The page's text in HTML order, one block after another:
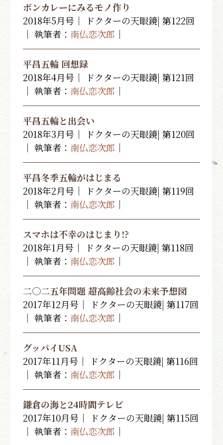
ボンカレーにみるモノ作り
2018年5月号｜ ドクターの天眼鏡| 第122回
｜ 執筆者： 南仏恋次郎 ｜
平昌五輪 回想録
2018年4月号｜ ドクターの天眼鏡| 第121回
｜ 執筆者： 南仏恋次郎 ｜
平昌五輪と出会い
2018年3月号｜ ドクターの天眼鏡| 第120回
｜ 執筆者： 南仏恋次郎 ｜
平昌冬季五輪がはじまる
2018年2月号｜ ドクターの天眼鏡| 第119回
｜ 執筆者： 南仏恋次郎 ｜
スマホは不幸のはじまり!?
2018年1月号｜ ドクターの天眼鏡| 第118回
｜ 執筆者： 南仏恋次郎 ｜
二〇二五年問題 超高齢社会の未来予想図
2017年12月号｜ ドクターの天眼鏡| 第117回
｜ 執筆者： 南仏恋次郎 ｜
グッバイUSA
2017年11月号｜ ドクターの天眼鏡| 第116回
｜ 執筆者： 南仏恋次郎 ｜
鎌倉の海と24時間テレビ
2017年10月号｜ ドクターの天眼鏡| 第115回
｜ 執筆者： 南仏恋次郎 ｜